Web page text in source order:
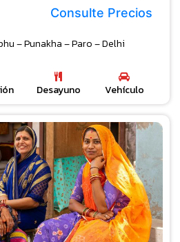
Consulte Precios
– Punakha – Paro – Delhi
Desayuno Vehículo